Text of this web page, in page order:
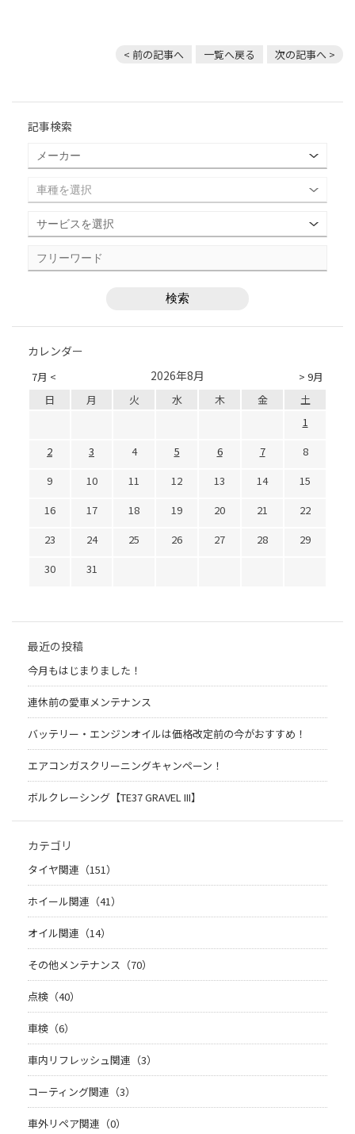
< 前の記事へ 一覧へ戻る 次の記事へ >
記事検索
カレンダー
7月 < > 9月
2026年8月
日 月 火 水 木 金
土
1
2
3 4 5 6 7
8
9
10 11 12 13 14
15
16
17 18 19 20 21
22
23
24 25 26 27 28
29
30
31
最近の投稿
今月もはじまりました！
連休前の愛車メンテナンス
バッテリー・エンジンオイルは価格改定前の今がおすすめ！
エアコンガスクリーニングキャンペーン！
ボルクレーシング【TE37 GRAVEL III】
カテゴリ
タイヤ関連（151）
ホイール関連（41）
オイル関連（14）
その他メンテナンス（70）
点検（40）
車検（6）
車内リフレッシュ関連（3）
コーティング関連（3）
車外リペア関連（0）